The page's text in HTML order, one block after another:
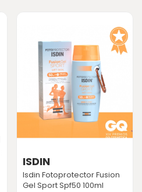
ISDIN
Isdin Fotoprotector Fusion
Gel Sport Spf50 100ml